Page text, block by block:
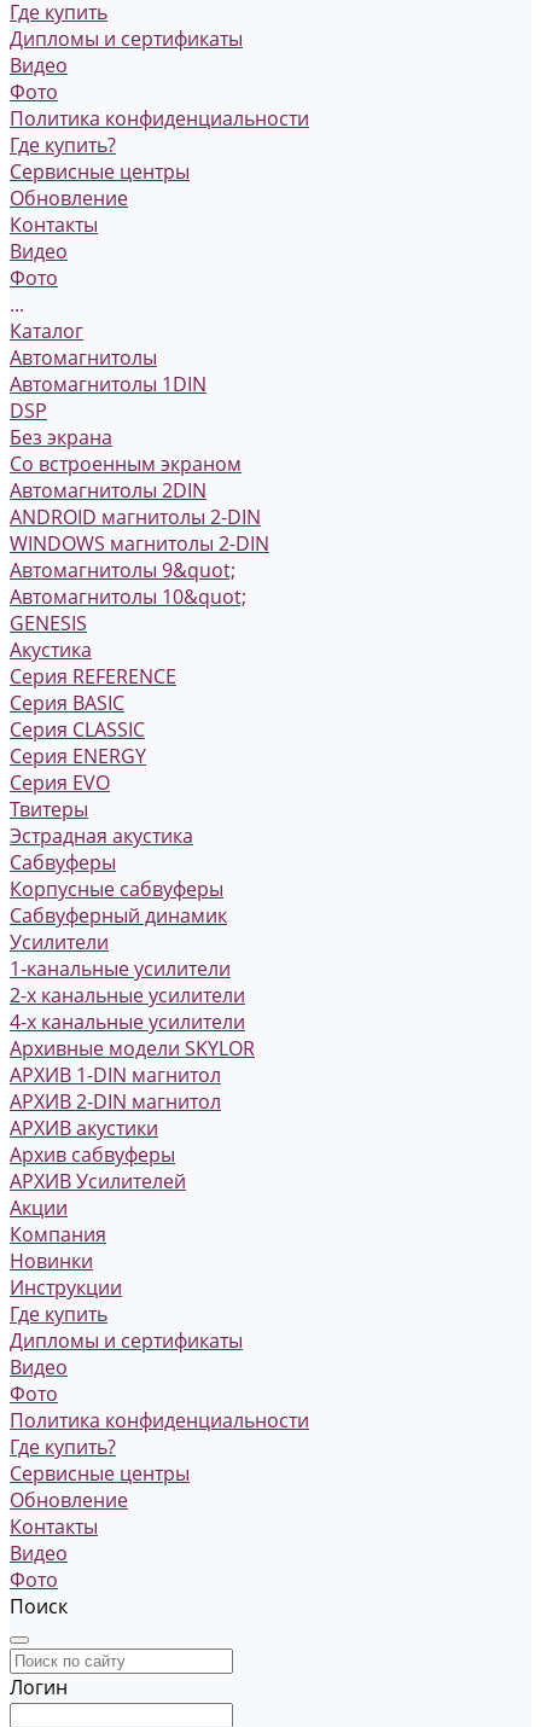
Где купить
Дипломы и сертификаты
Видео
Фото
Политика конфиденциальности
Где купить?
Сервисные центры
Обновление
Контакты
Видео
Фото
...
Каталог
Автомагнитолы
Автомагнитолы 1DIN
DSP
Без экрана
Со встроенным экраном
Автомагнитолы 2DIN
ANDROID магнитолы 2-DIN
WINDOWS магнитолы 2-DIN
Автомагнитолы 9&quot;
Автомагнитолы 10&quot;
GENESIS
Акустика
Серия REFERENCE
Серия BASIC
Серия CLASSIC
Серия ENERGY
Серия EVO
Твитеры
Эстрадная акустика
Сабвуферы
Корпусные сабвуферы
Сабвуферный динамик
Усилители
1-канальные усилители
2-х канальные усилители
4-х канальные усилители
Архивные модели SKYLOR
АРХИВ 1-DIN магнитол
АРХИВ 2-DIN магнитол
АРХИВ акустики
Архив сабвуферы
АРХИВ Усилителей
Акции
Компания
Новинки
Инструкции
Где купить
Дипломы и сертификаты
Видео
Фото
Политика конфиденциальности
Где купить?
Сервисные центры
Обновление
Контакты
Видео
Фото
Поиск
Логин